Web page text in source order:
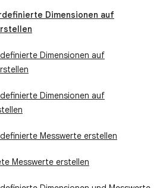
Dimensionen auf
Dimensionen auf
Dimensionen auf
Messwerte erstellen
Messwerte erstellen